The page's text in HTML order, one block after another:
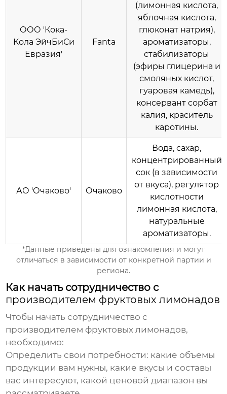
ООО 'Кока-
Кола ЭйчБиСи
Евразия'
Fanta
(лимонная кислота,
яблочная кислота,
глюконат натрия),
ароматизаторы,
стабилизаторы
(эфиры глицерина и
смоляных кислот,
гуаровая камедь),
консервант сорбат
калия, краситель
каротины.
АО 'Очаково' Очаково
Вода, сахар,
концентрированный
сок (в зависимости
от вкуса), регулятор
кислотности
лимонная кислота,
натуральные
ароматизаторы.
*Данные приведены для ознакомления и могут
отличаться в зависимости от конкретной партии и
региона.
Как начать сотрудничество с
производителем фруктовых лимонадов
Чтобы начать сотрудничество с
производителем фруктовых лимонадов,
необходимо:
Определить свои потребности: какие объемы
продукции вам нужны, какие вкусы и составы
вас интересуют, какой ценовой диапазон вы